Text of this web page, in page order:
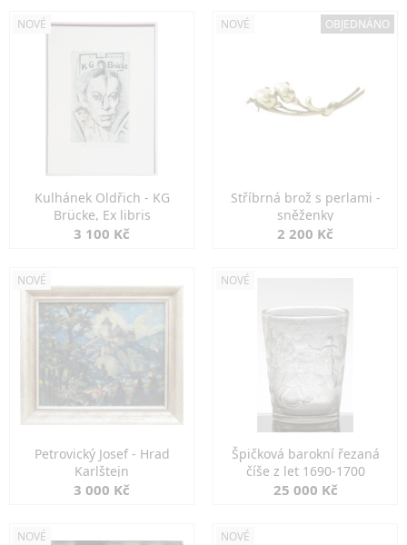
NOVÉ
Kulhánek Oldřich - KG
Brücke, Ex libris
3 100 Kč
NOVÉ OBJEDNÁNO
Stříbrná brož s perlami -
sněženky
2 200 Kč
NOVÉ
Petrovický Josef - Hrad
Karlštejn
3 000 Kč
NOVÉ
Špičková barokní řezaná
číše z let 1690-1700
25 000 Kč
NOVÉ NOVÉ